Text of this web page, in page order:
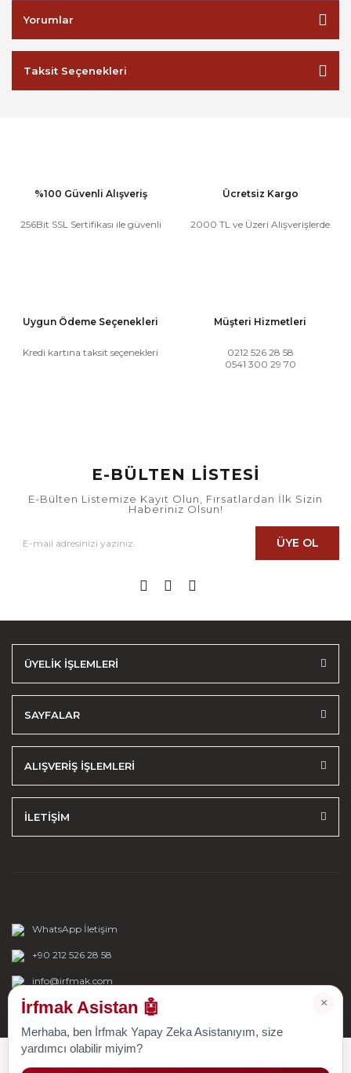
Yorumlar
Taksit Seçenekleri
%100 Güvenli Alışveriş
256Bit SSL Sertifikası ile güvenli
Ücretsiz Kargo
2000 TL ve Üzeri Alışverişlerde
Uygun Ödeme Seçenekleri
Kredi kartına taksit seçenekleri
Müşteri Hizmetleri
0212 526 28 58
0541 300 29 70
E-BÜLTEN LİSTESİ
E-Bülten Listemize Kayıt Olun, Fırsatlardan İlk Sizin
Haberiniz Olsun!
ÜYE OL
ÜYELİK İŞLEMLERİ
SAYFALAR
ALIŞVERİŞ İŞLEMLERİ
İLETİŞİM
WhatsApp İletişim
+90 212 526 28 58
info@irfmak.com
×
İrfmak Asistan 🤖
Merhaba, ben İrfmak Yapay Zeka Asistanıyım, size
yardımcı olabilir miyim?